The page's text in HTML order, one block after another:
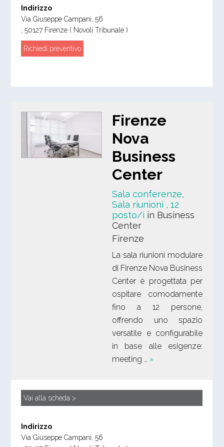
Indirizzo
Via Giuseppe Campani, 56
;50127 Firenze ( Novoli Tribunale )
Richiedi preventivo
Firenze
Nova
Business
Center
Sala conferenze,
Sala riunioni , 12
posto/i in Business
Center
Firenze
La sala riunioni modulare
di Firenze Nova Business
Center è progettata per
ospitare comodamente
fino a 12 persone,
offrendo uno spazio
versatile e configurabile
in base alle esigenze:
meeting … »
Vai alla scheda >
Indirizzo
Via Giuseppe Campani, 56